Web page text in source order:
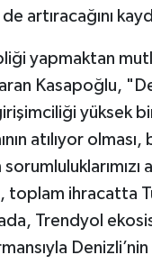
artıracağını
yapmaktan
Kasapoğlu,
yüksek
atılıyor
toplam ihracatta
Trendyol
Denizli’nin